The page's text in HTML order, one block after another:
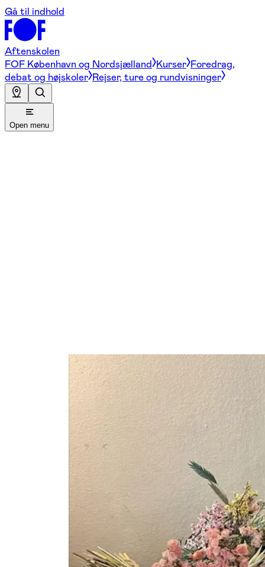
Gå til indhold
Aftenskolen
FOF København og Nordsjælland Kurser Foredrag,
debat og højskoler Rejser, ture og rundvisninger
Open menu